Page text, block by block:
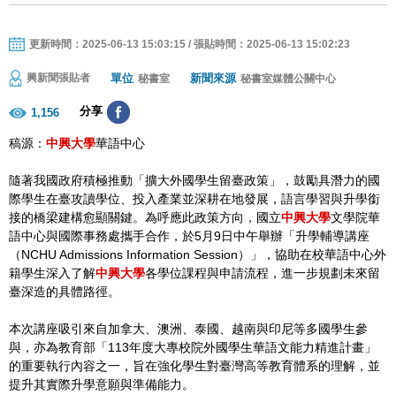
更新時間：2025-06-13 15:03:15 / 張貼時間：2025-06-13 15:02:23
興新聞張貼者 單位 秘書室 新聞來源 秘書室媒體公關中心
1,156 分享
稿源： 中興大學華語中心
隨著我國政府積極推動「擴大外國學生留臺政策」，鼓勵具潛力的國
際學生在臺攻讀學位、投入產業並深耕在地發展，語言學習與升學銜
接的橋梁建構愈顯關鍵。為呼應此政策方向，國立中興大學文學院華
語中心與國際事務處攜手合作，於5月9日中午舉辦「升學輔導講座
（NCHU Admissions Information Session）」，協助在校華語中心外
籍學生深入了解中興大學各學位課程與申請流程，進一步規劃未來留
臺深造的具體路徑。
本次講座吸引來自加拿大、澳洲、泰國、越南與印尼等多國學生參
與，亦為教育部「113年度大專校院外國學生華語文能力精進計畫」
的重要執行內容之一，旨在強化學生對臺灣高等教育體系的理解，並
提升其實際升學意願與準備能力。